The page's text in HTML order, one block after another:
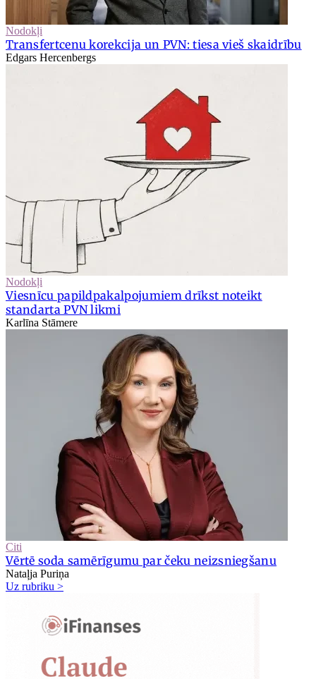
Nodokļi
Transfertcenu korekcija un PVN: tiesa vieš skaidrību
Edgars Hercenbergs
Nodokļi
Viesnīcu papildpakalpojumiem drīkst noteikt
standarta PVN likmi
Karlīna Stāmere
Citi
Vērtē soda samērīgumu par čeku neizsniegšanu
Nataļja Puriņa
Uz rubriku >